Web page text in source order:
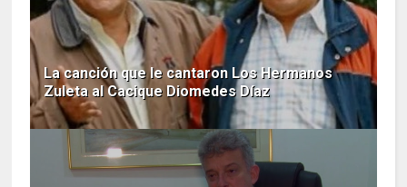
La canción que le cantaron Los Hermanos
Zuleta al Cacique Diomedes Díaz